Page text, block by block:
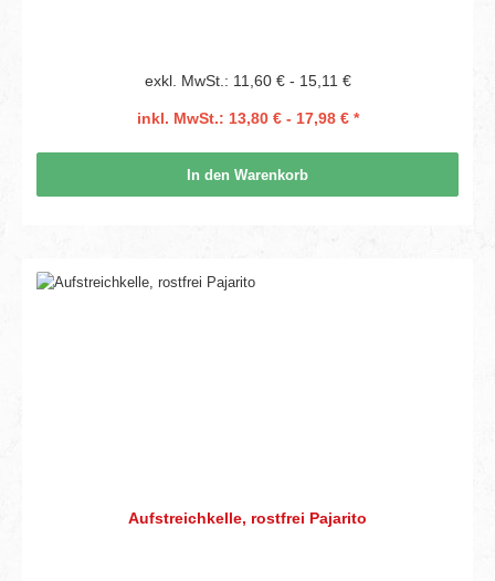
exkl. MwSt.: 11,60 € - 15,11 €
inkl. MwSt.: 13,80 € - 17,98 € *
In den Warenkorb
Aufstreichkelle, rostfrei Pajarito